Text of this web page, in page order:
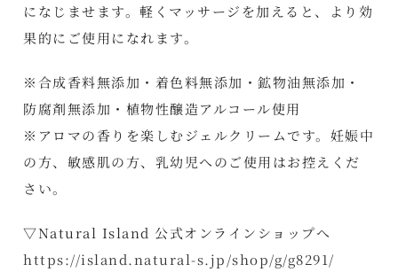
になじませます。軽くマッサージを加えると、より効
果的にご使用になれます。
※合成香料無添加・着色料無添加・鉱物油無添加・
防腐剤無添加・植物性醸造アルコール使用
※アロマの香りを楽しむジェルクリームです。妊娠中
の方、敏感肌の方、乳幼児へのご使用はお控えくだ
さい。
▽Natural Island 公式オンラインショップへ
https://island.natural-s.jp/shop/g/g8291/